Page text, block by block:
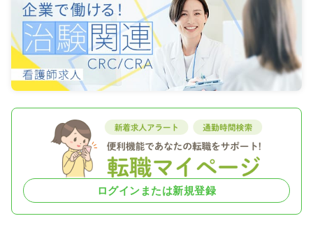
ログインまたは新規登録